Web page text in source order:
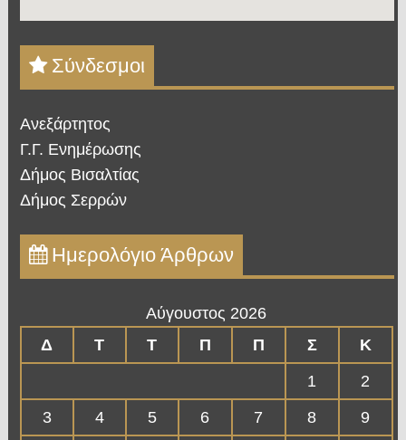
Σύνδεσμοι
Ανεξάρτητος
Γ.Γ. Ενημέρωσης
Δήμος Βισαλτίας
Δήμος Σερρών
Ημερολόγιο Άρθρων
Αύγουστος 2026
Δ
Τ Τ Π Π Σ
Κ
1
2
3
4 5 6 7 8
9